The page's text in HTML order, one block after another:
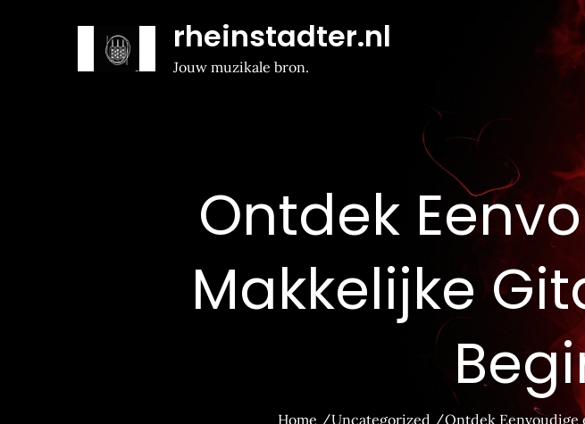
rheinstadter.nl
Jouw muzikale bron.
Ontdek
Makkelijke
Home Uncategorized Ontdek Eenvoudige